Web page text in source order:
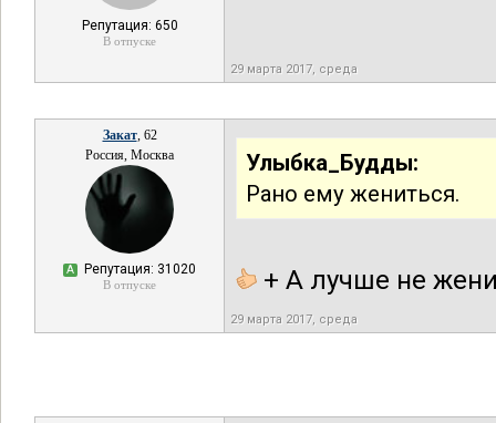
Репутация: 650
В отпуске
29 марта 2017, среда
Закат, 62
Россия, Москва
А Репутация: 31020
В отпуске
Улыбка_Будды:
Рано ему жениться.
+ А лучше не
29 марта 2017, среда